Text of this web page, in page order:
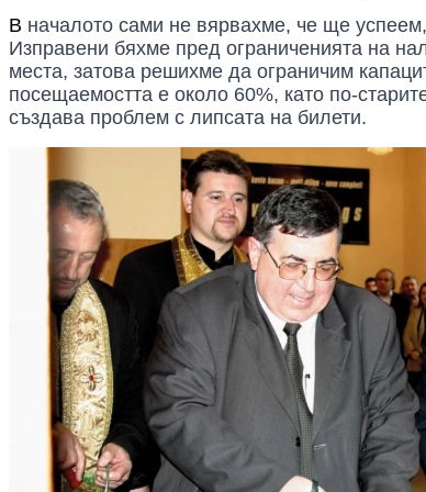
В началото сами не вярвахме, че ще успеем
Изправени бяхме пред ограниченията на
места, затова решихме да ограничим
посещаемостта е около 60%, като по-
създава проблем с липсата на билети.